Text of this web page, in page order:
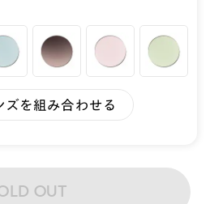
ズを組み合わせる
OUT